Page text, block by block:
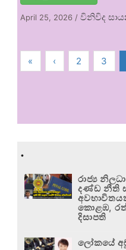
April 25, 2026 /විනිවිද
« ‹ 2 3
.
රාජ්‍ය
දණ්ඩ නීති
කොළඹ,
දිසාපති
ලෝකයේ